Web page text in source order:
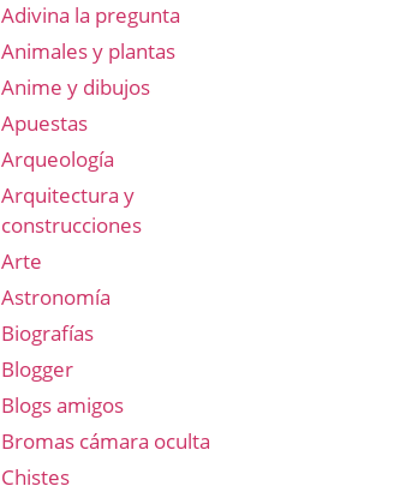
Adivina la pregunta
Animales y plantas
Anime y dibujos
Apuestas
Arqueología
Arquitectura y
construcciones
Arte
Astronomía
Biografías
Blogger
Blogs amigos
Bromas cámara oculta
Chistes